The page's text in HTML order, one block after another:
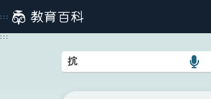
到
主
:::
:::
語
搜